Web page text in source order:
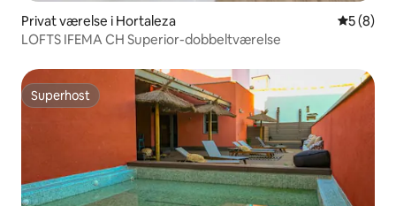
Privat værelse i Hortaleza 5 ud af 5
5 (8)
LOFTS IFEMA CH Superior-dobbeltværelse
Superhost
Superhost